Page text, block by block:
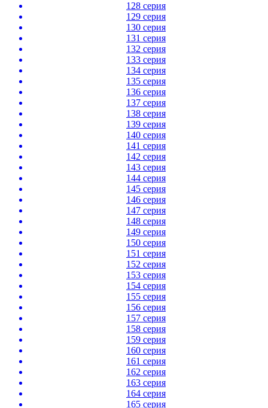
128 серия
129 серия
130 серия
131 серия
132 серия
133 серия
134 серия
135 серия
136 серия
137 серия
138 серия
139 серия
140 серия
141 серия
142 серия
143 серия
144 серия
145 серия
146 серия
147 серия
148 серия
149 серия
150 серия
151 серия
152 серия
153 серия
154 серия
155 серия
156 серия
157 серия
158 серия
159 серия
160 серия
161 серия
162 серия
163 серия
164 серия
165 серия